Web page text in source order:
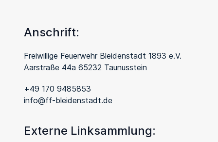
Anschrift:
Freiwillige Feuerwehr Bleidenstadt 1893 e.V.
Aarstraße 44a 65232 Taunusstein
+49 170 9485853
info@ff-bleidenstadt.de
Externe Linksammlung: